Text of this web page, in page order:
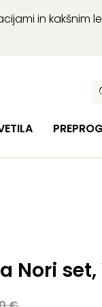
in kakšnim
Nori set,